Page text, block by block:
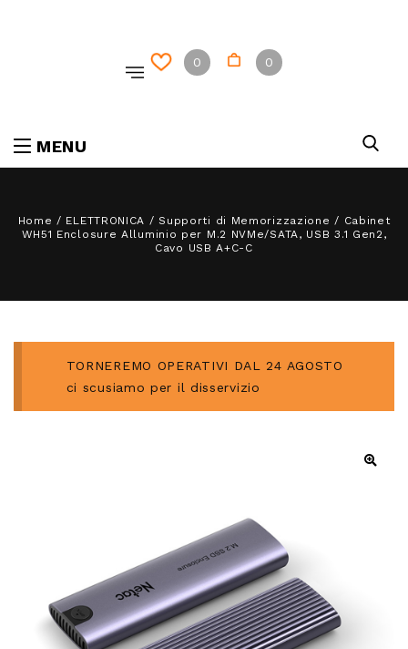
0 0
MENU
Home / ELETTRONICA /Supporti di Memorizzazione / Cabinet
WH51 Enclosure Alluminio per M.2 NVMe/SATA, USB 3.1 Gen2,
Cavo USB A+C-C
TORNEREMO OPERATIVI DAL 24 AGOSTO
ci scusiamo per il disservizio